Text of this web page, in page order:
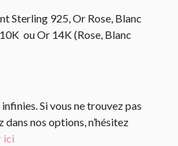
Sterling 925, Or Rose, Blanc
ou Or 14K (Rose, Blanc
Si vous ne trouvez pas
dans nos options, n’hésitez
ici